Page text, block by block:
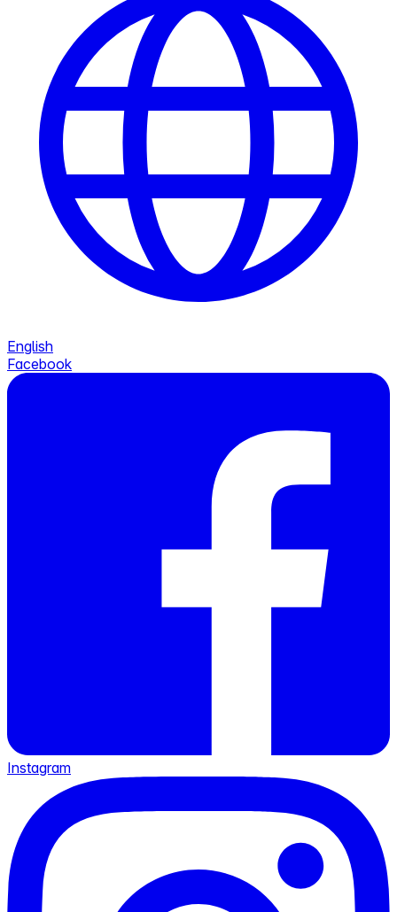
English
Facebook
Instagram